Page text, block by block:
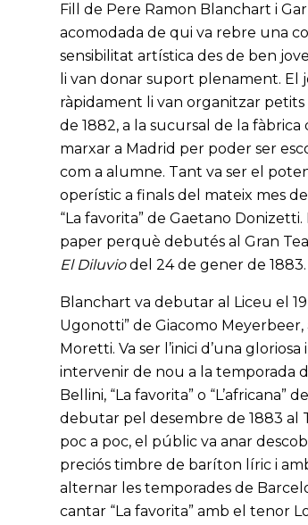
Fill de Pere Ramon Blanchart i
acomodada de qui va rebre una
sensibilitat artística des de ben
li van donar suport plenament. El
ràpidament li van organitzar petits
de 1882, a la sucursal de la
marxar a Madrid per poder ser
com a alumne. Tant va ser el
operístic a finals del mateix mes
“La favorita” de Gaetano
paper perquè debutés al Gran
El Diluviodel 24 de gener de 1883.
Blanchart va debutar al Liceu el
Ugonotti” de Giacomo
Moretti. Va ser l’inici d’una
intervenir de nou a la temporada
Bellini, “La favorita” o
debutar pel desembre de 1883 al
poc a poc, el públic va anar
preciós timbre de baríton líric i
alternar les temporades de
cantar “La favorita” amb el tenor